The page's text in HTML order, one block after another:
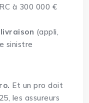
à 300 000 €
(appli,
sinistre
Et un pro doit
les assureurs